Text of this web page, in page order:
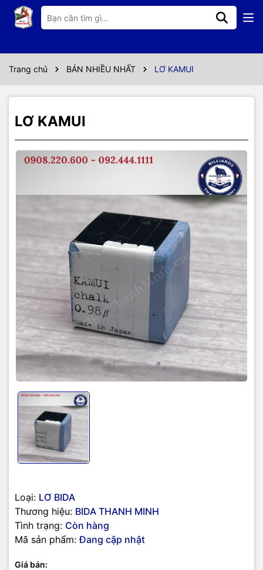
Trang chủ BÁN NHIỀU NHẤT LƠ KAMUI
LƠ KAMUI
Loại: LƠ BIDA
Thương hiệu: BIDA THANH MINH
Tình trạng: Còn hàng
Mã sản phẩm: Đang cập nhật
Giá bán:
Thông số kỹ thuật
LƠ CAO CẤP ĐƯỢC CÁC CƠ THỦ LỰA CHỌN